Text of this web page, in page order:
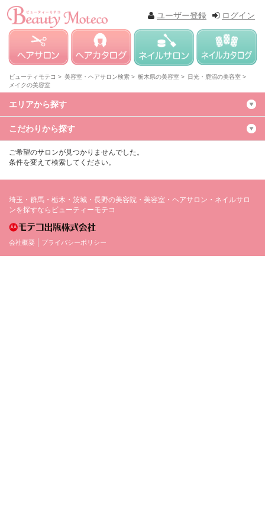
ログイン
ユーザー登録
ビューティモテコ > 美容室・ヘアサロン検索 > 栃木県の美容室 >
日光・鹿沼の美容室 >
メイクの美容室
エリアから探す
こだわりから探す
ご希望のサロンが見つかりませんでした。
条件を変えて検索してください。
埼玉・群馬・栃木・茨城・長野の美容院・美容室・ヘアサロン・ネイルサロ
ンを探すならビューティーモテコ
会社概要 プライバシーポリシー